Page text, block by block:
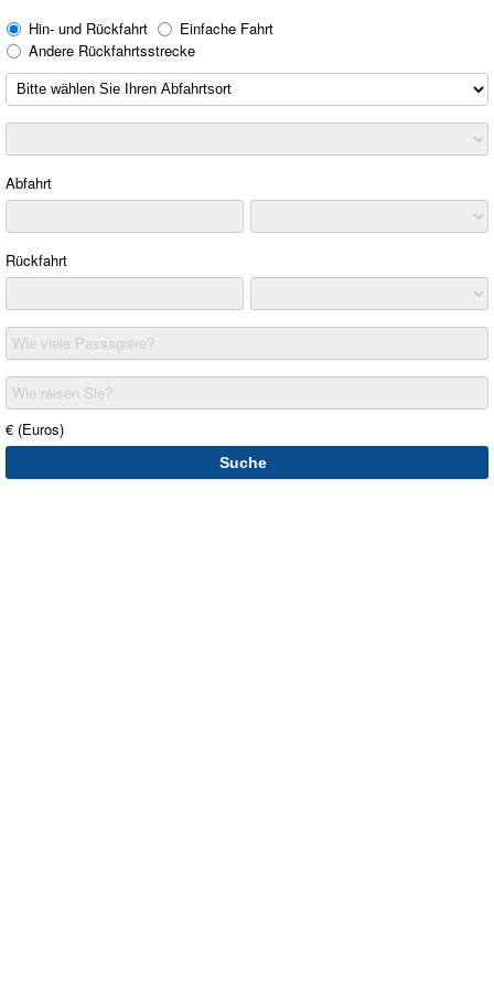
Hin- und Rückfahrt
Einfache Fahrt
Andere Rückfahrtsstrecke
Abfahrt
Rückfahrt
Wie viele Passagiere?
Wie reisen Sie?
€ (Euros)
Suche